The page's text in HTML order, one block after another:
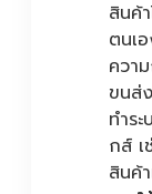
สินค้
ตนเ
ควา
ขนส่
ทำร
กส์ เ
สินค้